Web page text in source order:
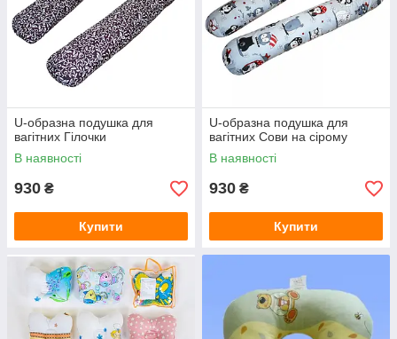
U-образна подушка для
вагітних Гілочки
В наявності
930 ₴
Купити
U-образна подушка для
вагітних Сови на сірому
В наявності
930 ₴
Купити